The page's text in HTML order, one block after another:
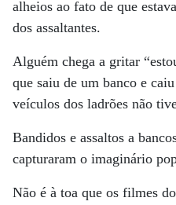
alheios ao fato de que
dos assaltantes.
Alguém chega a gritar
que saiu de um banco e
veículos dos ladrões não
Bandidos e assaltos a
capturaram o imaginário
Não é à toa que os filmes